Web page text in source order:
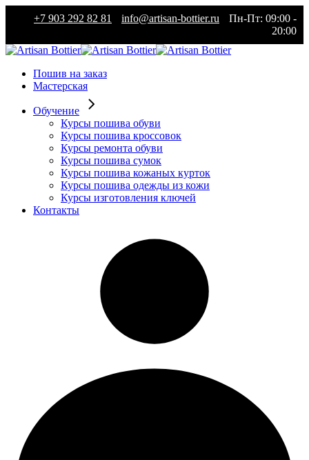
content
+7 903 292 82 81 info@artisan-bottier.ru
Пн-Пт: 09:00 -
20:00
Пошив на заказ
Мастерская
Обучение
Курсы пошива обуви
Курсы пошива кроссовок
Курсы ремонта обуви
Курсы пошива сумок
Курсы пошива кожаных курток
Курсы пошива одежды из кожи
Курсы изготовления ключей
Контакты